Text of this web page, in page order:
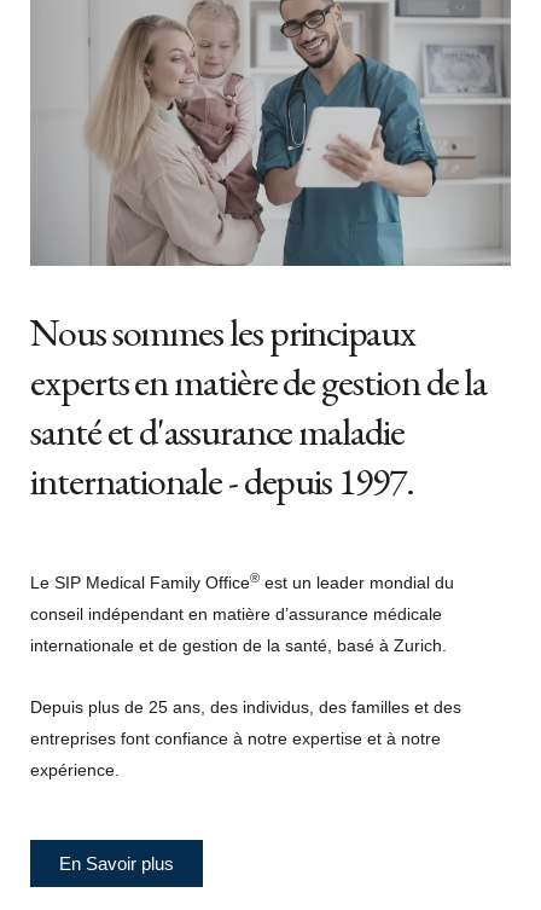
Nous sommes les principaux
experts en matière de gestion de la
santé et d'assurance maladie
internationale - depuis 1997.
Le SIP Medical Family Office® est un leader mondial du
conseil indépendant en matière d’assurance médicale
internationale et de gestion de la santé, basé à Zurich.
Depuis plus de 25 ans, des individus, des familles et des
entreprises font confiance à notre expertise et à notre
expérience.
En Savoir plus